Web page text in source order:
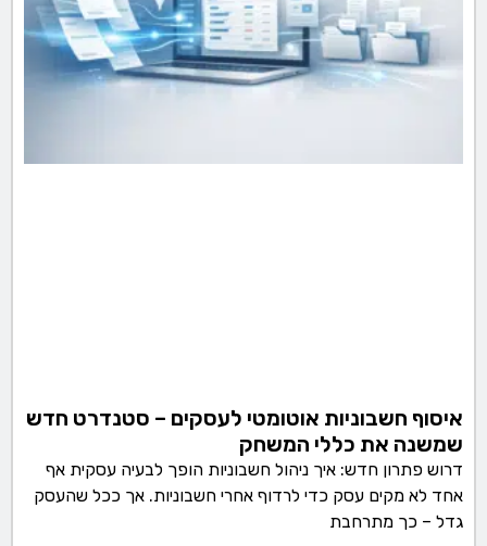
איסוף חשבוניות אוטומטי לעסקים – סטנדרט חדש
שמשנה את כללי המשחק
דרוש פתרון חדש: איך ניהול חשבוניות הופך לבעיה עסקית אף
אחד לא מקים עסק כדי לרדוף אחרי חשבוניות. אך ככל שהעסק
גדל – כך מתרחבת